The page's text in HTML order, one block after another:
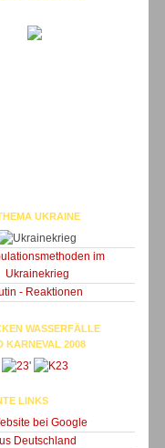
UKRAINE
im
Ukrainekrieg
- Reaktionen
WASSERFÄLLE
KARNEVAL 2008
'
LINKS
bei Google
Deutschland